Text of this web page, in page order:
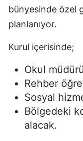
bünyesinde özel
planlanıyor.
Kurul içerisinde;
Okul
Rehber
Sosyal
Bölgedeki
alacak.